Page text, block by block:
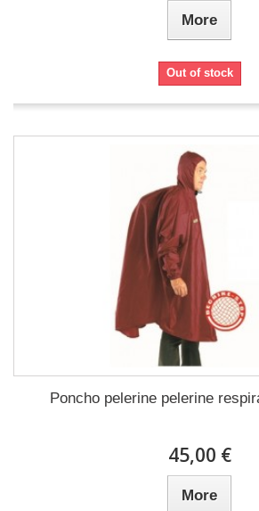
More
Out of stock
Poncho pelerine pelerine
45,00 €
More